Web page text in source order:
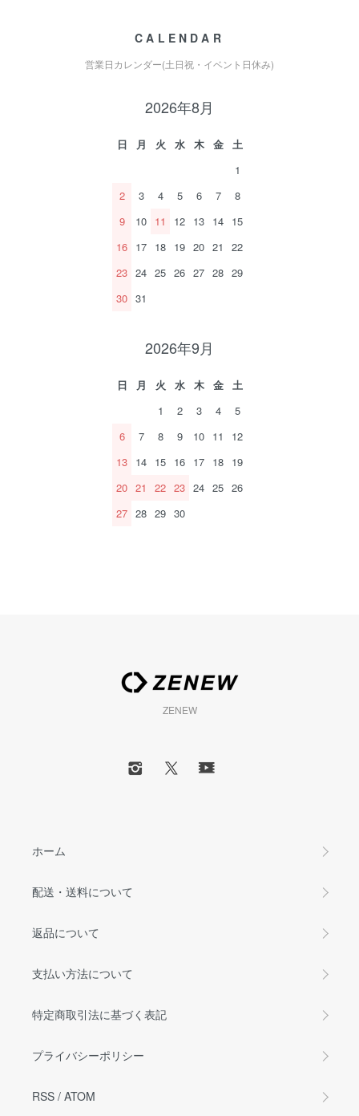
CALENDAR
営業日カレンダー(土日祝・イベント日休み)
2026年8月
日 月 火 水 木 金
土
1
2
3 4 5 6 7
8
9
10 11 12 13 14 15
16 17 18 19 20 21
22
23 24 25 26 27 28 29
30 31
2026年9月
日 月 火 水 木 金
土
1
2 3 4
5
6
7 8 9 10 11
12
13 14 15 16 17 18 19
20 21 22 23 24 25 26
27 28 29 30
ZENEW
ホーム
配送・送料について
返品について
支払い方法について
特定商取引法に基づく表記
プライバシーポリシー
RSS / ATOM